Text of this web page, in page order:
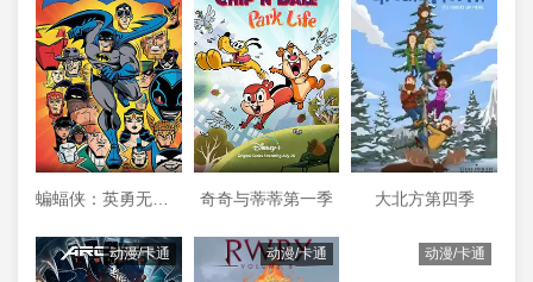
蝙蝠侠：英勇无畏第二季 奇奇与蒂蒂第一季 大北方第四季
动漫/卡通 动漫/卡通 动漫/卡通